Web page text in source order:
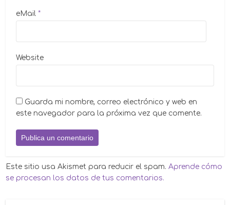
eMail *
Website
Guarda mi nombre, correo electrónico y web en
este navegador para la próxima vez que comente.
Este sitio usa Akismet para reducir el spam.Aprende cómo
se procesan los datos de tus comentarios.